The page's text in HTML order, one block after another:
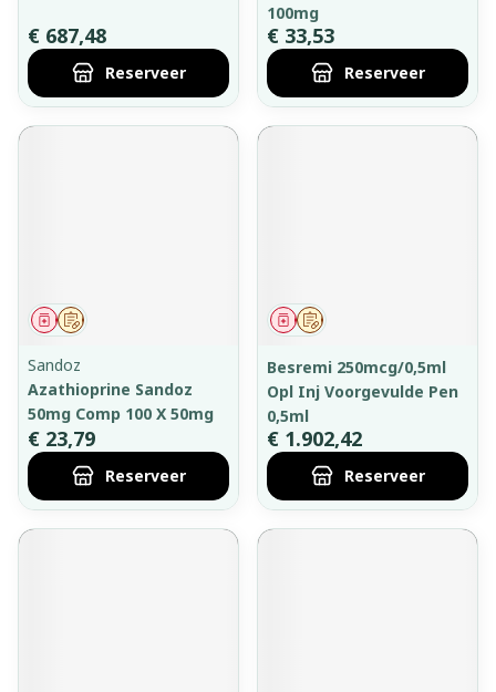
€ 687,48
Reserveer
100mg
€ 33,53
Reserveer
Op voorschrift
Geneesmiddel
Sandoz
Azathioprine Sandoz
50mg Comp 100 X 50mg
€ 23,79
Reserveer
Op voorschrift
Geneesmiddel
Besremi 250mcg/0,5ml
Opl Inj Voorgevulde Pen
0,5ml
€ 1.902,42
Reserveer